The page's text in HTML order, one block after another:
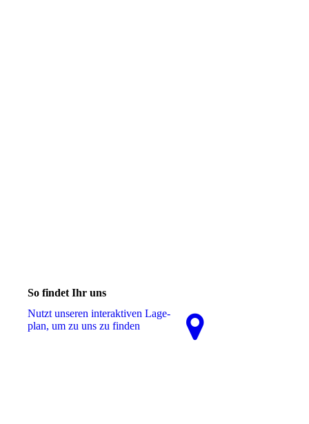
So findet Ihr uns
Nutzt unseren interaktiven La­ge­
plan, um zu uns zu finden